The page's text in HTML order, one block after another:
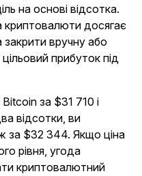
на основі відсотка.
криптовалюти досягає
вручну або
прибуток під
за $31 710 і
відсотки, ви
за $32 344. Якщо ціна
рівня, угода
криптовалютний